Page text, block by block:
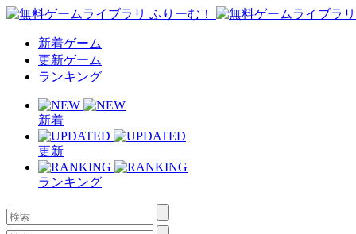
新着ゲーム
更新ゲーム
ランキング
新着
更新
ランキング